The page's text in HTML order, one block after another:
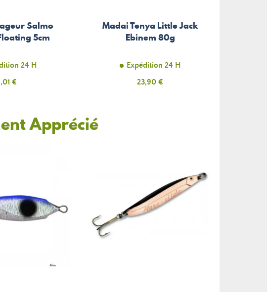
Salmo
5cm
24 H
€
Madai Tenya Little Jack
Ebinem 80g
Expédition 24 H
Prix
23,90 €
Apprécié